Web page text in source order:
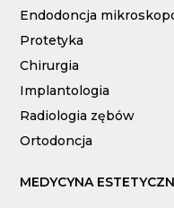
Endodoncja
Protetyka
Chirurgia
Implantologia
Radiologia zębów
Ortodoncja
MEDYCYNA